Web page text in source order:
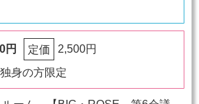
円 定価
2,500円
身の方限定